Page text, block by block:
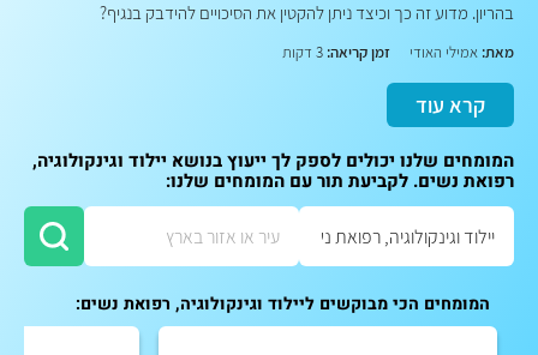
בהריון. מדוע זה כך וכיצד ניתן להקטין את הסיכויים להידבק בנגיף?
מאת: אמילי האודי זמן קריאה:
קרא עוד
המומחים שלנו יכולים לספק לך ייעוץ בנושא יילוד וגינקולוגיה,
רפואת נשים. לקביעת תור עם המומחים שלנו:
המומחים הכי מבוקשים ליילוד וגינקולוגיה, רפואת נשים: